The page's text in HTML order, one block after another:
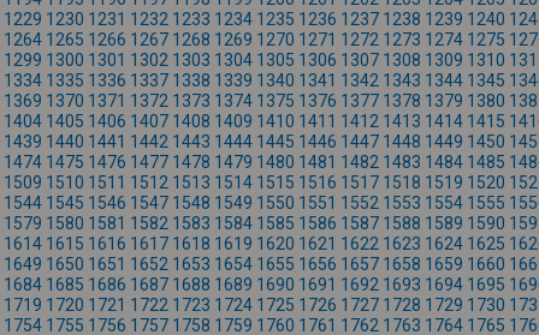
1229 1230 1231 1232 1233 1234 1235 1236 1237 1238 1239 1240
1264 1265 1266 1267 1268 1269 1270 1271 1272 1273 1274 1275
1299 1300 1301 1302 1303 1304 1305 1306 1307 1308 1309 1310
1334 1335 1336 1337 1338 1339 1340 1341 1342 1343 1344 1345
1369 1370 1371 1372 1373 1374 1375 1376 1377 1378 1379 1380
1404 1405 1406 1407 1408 1409 1410 1411 1412 1413 1414 1415
1439 1440 1441 1442 1443 1444 1445 1446 1447 1448 1449 1450
1474 1475 1476 1477 1478 1479 1480 1481 1482 1483 1484 1485
1509 1510 1511 1512 1513 1514 1515 1516 1517 1518 1519 1520
1544 1545 1546 1547 1548 1549 1550 1551 1552 1553 1554 1555
1579 1580 1581 1582 1583 1584 1585 1586 1587 1588 1589 1590
1614 1615 1616 1617 1618 1619 1620 1621 1622 1623 1624 1625
1649 1650 1651 1652 1653 1654 1655 1656 1657 1658 1659 1660
1684 1685 1686 1687 1688 1689 1690 1691 1692 1693 1694 1695
1719 1720 1721 1722 1723 1724 1725 1726 1727 1728 1729 1730
1754 1755 1756 1757 1758 1759 1760 1761 1762 1763 1764 1765